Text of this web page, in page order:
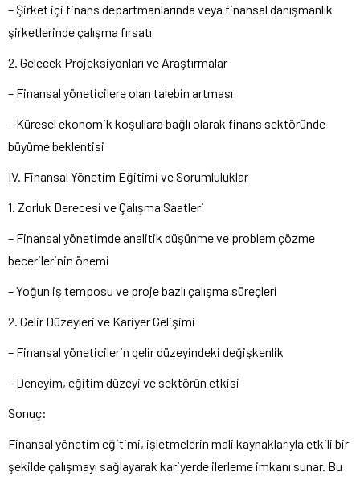
– Şirket içi finans departmanlarında veya finansal danışmanlık
şirketlerinde çalışma fırsatı
2. Gelecek Projeksiyonları ve Araştırmalar
– Finansal yöneticilere olan talebin artması
– Küresel ekonomik koşullara bağlı olarak finans sektöründe
büyüme beklentisi
IV. Finansal Yönetim Eğitimi ve Sorumluluklar
1. Zorluk Derecesi ve Çalışma Saatleri
– Finansal yönetimde analitik düşünme ve problem çözme
becerilerinin önemi
– Yoğun iş temposu ve proje bazlı çalışma süreçleri
2. Gelir Düzeyleri ve Kariyer Gelişimi
– Finansal yöneticilerin gelir düzeyindeki değişkenlik
– Deneyim, eğitim düzeyi ve sektörün etkisi
Sonuç:
Finansal yönetim eğitimi, işletmelerin mali kaynaklarıyla etkili bir
şekilde çalışmayı sağlayarak kariyerde ilerleme imkanı sunar. Bu